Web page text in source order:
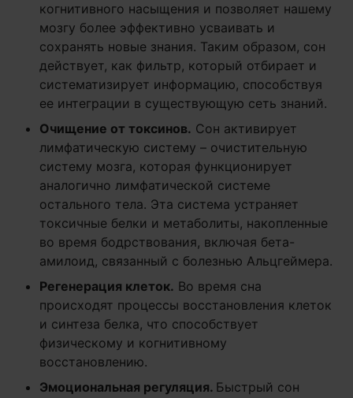
когнитивного насыщения и позволяет нашему
мозгу более эффективно усваивать и
сохранять новые знания. Таким образом, сон
действует, как фильтр, который отбирает и
систематизирует информацию, способствуя
ее интеграции в существующую сеть знаний.
Очищение от токсинов. Сон активирует
лимфатическую систему – очистительную
систему мозга, которая функционирует
аналогично лимфатической системе
остального тела. Эта система устраняет
токсичные белки и метаболиты, накопленные
во время бодрствования, включая бета-
амилоид, связанный с болезнью Альцгеймера.
Регенерация клеток. Во время сна
происходят процессы восстановления клеток
и синтеза белка, что способствует
физическому и когнитивному
восстановлению.
Эмоциональная регуляция. Быстрый сон